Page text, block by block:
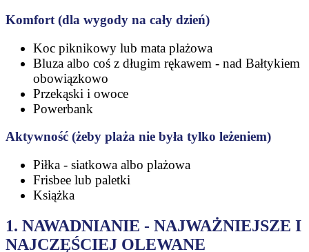
Komfort (dla wygody na cały dzień)
Koc piknikowy lub mata plażowa
Bluza albo coś z długim rękawem - nad Bałtykiem
obowiązkowo
Przekąski i owoce
Powerbank
Aktywność (żeby plaża nie była tylko leżeniem)
Piłka - siatkowa albo plażowa
Frisbee lub paletki
Książka
1. NAWADNIANIE - NAJWAŻNIEJSZE I
NAJCZĘŚCIEJ OLEWANE